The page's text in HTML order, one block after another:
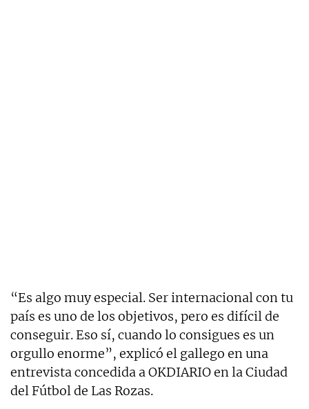
“Es algo muy especial. Ser internacional con tu
país es uno de los objetivos, pero es difícil de
conseguir. Eso sí, cuando lo consigues es un
orgullo enorme”, explicó el gallego en una
entrevista concedida a OKDIARIO en la Ciudad
del Fútbol de Las Rozas.